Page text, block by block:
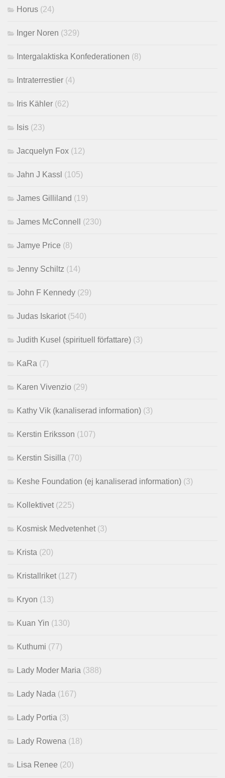
Horus (24)
Inger Noren (329)
Intergalaktiska Konfederationen (8)
Intraterrestier (4)
Iris Kähler (62)
Isis (23)
Jacquelyn Fox (12)
Jahn J Kassl (105)
James Gilliland (19)
James McConnell (230)
Jamye Price (8)
Jenny Schiltz (14)
John F Kennedy (29)
Judas Iskariot (540)
Judith Kusel (spirituell författare) (3)
KaRa (7)
Karen Vivenzio (29)
Kathy Vik (kanaliserad information) (3)
Kerstin Eriksson (107)
Kerstin Sisilla (70)
Keshe Foundation (ej kanaliserad information) (3)
Kollektivet (225)
Kosmisk Medvetenhet (3)
Krista (20)
Kristallriket (127)
Kryon (13)
Kuan Yin (130)
Kuthumi (77)
Lady Moder Maria (388)
Lady Nada (167)
Lady Portia (3)
Lady Rowena (18)
Lisa Renee (20)